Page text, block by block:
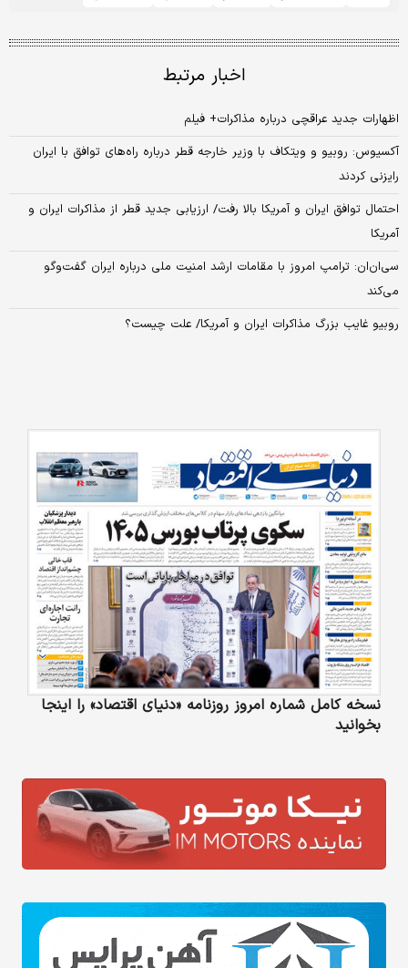
اخبار مرتبط
اظهارات جدید عراقچی درباره مذاکرات+ فیلم
آکسیوس: روبیو و ویتکاف با وزیر خارجه قطر درباره راه‌های توافق با ایران
رایزنی کردند
احتمال توافق ایران و آمریکا بالا رفت/ ارزیابی جدید قطر از مذاکرات ایران و
آمریکا
سی‌ان‌ان: ترامپ امروز با مقامات ارشد امنیت ملی درباره ایران گفت‌و‌گو
می‌کند
روبیو غایب بزرگ مذاکرات ایران و آمریکا/ علت چیست؟
نسخه کامل شماره امروز روزنامه «دنیای‌ اقتصاد» را اینجا
بخوانید